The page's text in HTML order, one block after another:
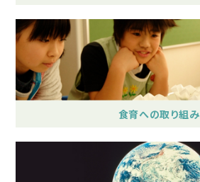
食育への取り組み